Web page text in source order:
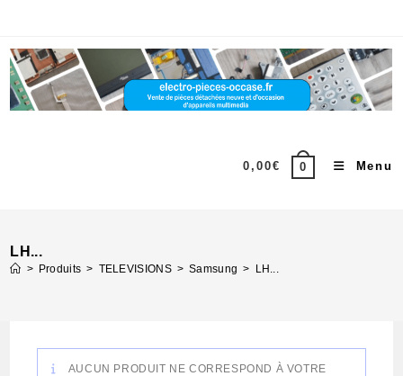
content
0,00€ 0 Menu
LH...
> Produits > TELEVISIONS > Samsung > LH...
AUCUN PRODUIT NE CORRESPOND À VOTRE